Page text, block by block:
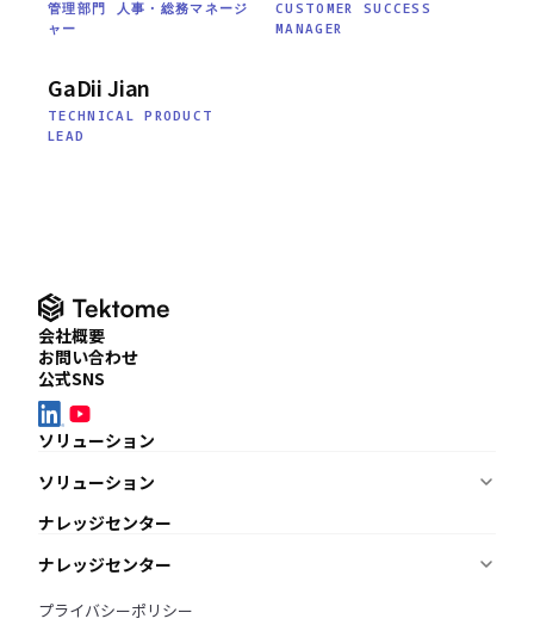
管理部門 人事・総務マネージ
ャー
CUSTOMER SUCCESS
MANAGER
GaDii Jian
TECHNICAL PRODUCT
LEAD
会社概要
お問い合わせ
公式SNS
ソリューション
ソリューション
ナレッジを蓄積・共有したい
KnowledgeBuilder
適用要件を調査・管理したい
ReqManager
AI BIM Checker
ナレッジセンター
ナレッジセンター
ニュース
プライバシーポリシー